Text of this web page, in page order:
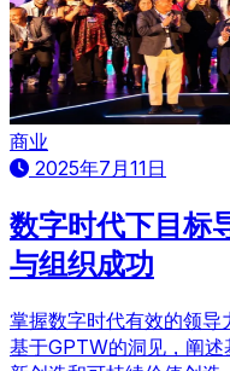
商业
2025年7月11日
数字时代下目标
与组织成功
掌握数字时代有效的领导
基于GPTW的洞见，阐